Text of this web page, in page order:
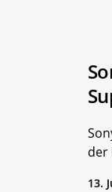
der
13.